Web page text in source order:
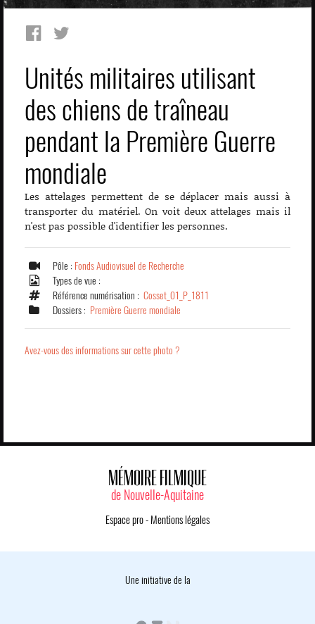
Unités militaires utilisant
des chiens de traîneau
pendant la Première Guerre
mondiale
Les attelages permettent de se déplacer mais aussi à
transporter du matériel. On voit deux attelages mais il
n'est pas possible d'identifier les personnes.
Pôle : Fonds Audiovisuel de Recherche
Types de vue :
Référence numérisation : Cosset_01_P_1811
Dossiers : Première Guerre mondiale
Avez-vous des informations sur cette photo ?
MÉMOIRE FILMIQUE
de Nouvelle-Aquitaine
Espace pro- Mentions légales
Une initiative de la